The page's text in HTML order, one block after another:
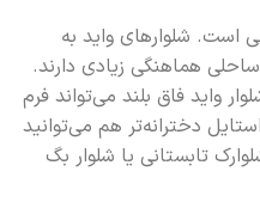
است. شلوارهای واید به
هماهنگی زیادی دارند.
واید فاق بلند می‌تواند فرم
دخترانه‌تر هم می‌توانید
تابستانی یا شلوار بگ